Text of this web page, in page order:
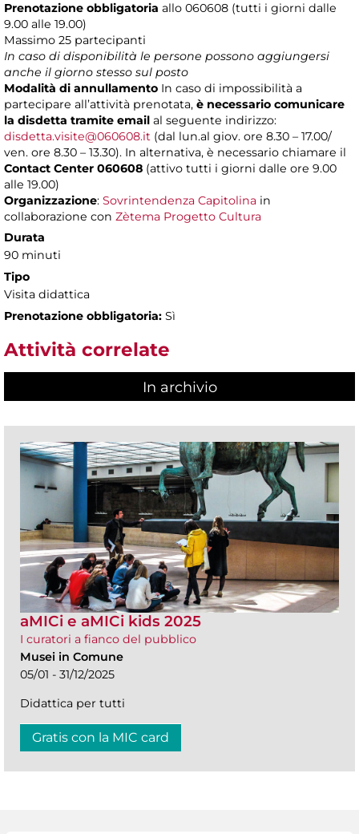
Prenotazione obbligatoria allo 060608 (tutti i giorni dalle
9.00 alle 19.00)
Massimo 25 partecipanti
In caso di disponibilità le persone possono aggiungersi
anche il giorno stesso sul posto
Modalità di annullamento In caso di impossibilità a
partecipare all’attività prenotata, è necessario comunicare
la disdetta tramite email al seguente indirizzo:
disdetta.visite@060608.it (dal lun.al giov. ore 8.30 – 17.00/
ven. ore 8.30 – 13.30). In alternativa, è necessario chiamare il
Contact Center 060608 (attivo tutti i giorni dalle ore 9.00
alle 19.00)
Organizzazione: Sovrintendenza Capitolina in
collaborazione con Zètema Progetto Cultura
Durata
90 minuti
Tipo
Visita didattica
Prenotazione obbligatoria: Sì
Attività correlate
In archivio
aMICi e aMICi kids 2025
I curatori a fianco del pubblico
Musei in Comune
05/01 - 31/12/2025
Didattica per tutti
Gratis con la MIC card